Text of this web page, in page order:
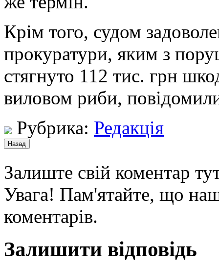
Крім того, судом
прокуратури, яким з
стягнуто 112 тис. грн
виловом риби,
Рубрика: Редакція
Залиште свій коментар
Увага! Пам'ятайте, що
коментарів.
Залишити відповідь